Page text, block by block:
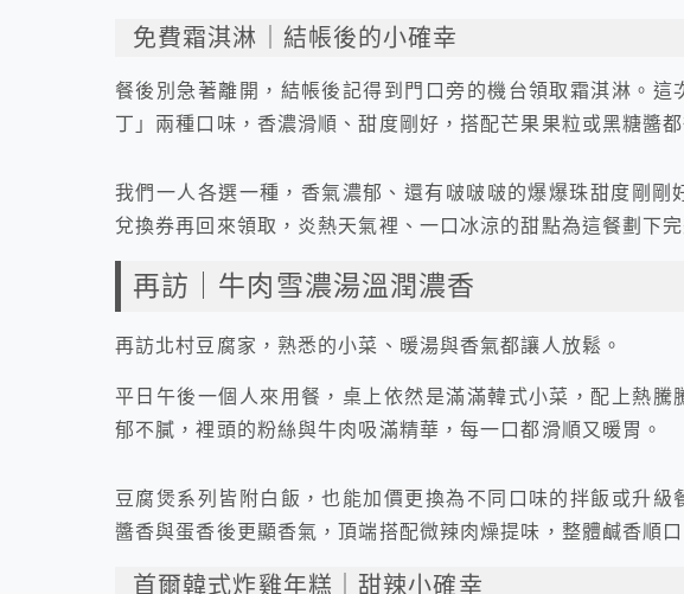
免費霜淇淋｜結帳後的小確幸
餐後別急著離開，結帳後記得到門口旁的機台領取霜淇淋。這
丁」兩種口味，香濃滑順、甜度剛好，搭配芒果果粒或黑糖醬都
我們一人各選一種，香氣濃郁、還有啵啵啵的爆爆珠甜度剛剛
兌換券再回來領取，炎熱天氣裡、一口冰涼的甜點為這餐劃下完
再訪｜牛肉雪濃湯溫潤濃香
再訪北村豆腐家，熟悉的小菜、暖湯與香氣都讓人放鬆。
平日午後一個人來用餐，桌上依然是滿滿韓式小菜，配上熱騰
郁不膩，裡頭的粉絲與牛肉吸滿精華，每一口都滑順又暖胃。
豆腐煲系列皆附白飯，也能加價更換為不同口味的拌飯或升
醬香與蛋香後更顯香氣，頂端搭配微辣肉燥提味，整體鹹香順
首爾韓式炸雞年糕｜甜辣小確幸